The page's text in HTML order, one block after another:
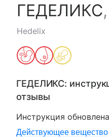
ГЕДЕЛИКС,
Hedelix
ГЕДЕЛИКС:
отзывы
Инструкция обновлена
Действующее вещество